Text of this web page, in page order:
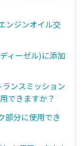
ンジンオイル交
ィーゼル)に添加
ンスミッション
できますか？
部分に使用でき